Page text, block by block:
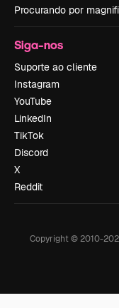
Procurando por
Siga-nos
Suporte ao cliente
Instagram
YouTube
LinkedIn
TikTok
Discord
X
Reddit
Copyright © 2010-